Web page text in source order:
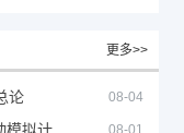
更多>>
论 08-04
08-01